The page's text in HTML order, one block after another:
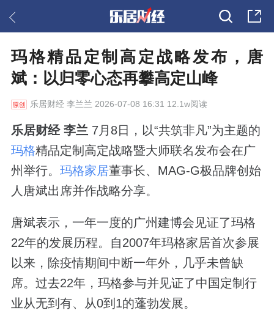
玛格精品定制高定战略发布，唐
斌：以归零心态再攀高定山峰
乐居财经李兰兰 2026-07-08 16:31 12.1w阅读
乐居财经 李兰 7月8日，以“共筑非凡”为主题的
玛格精品定制高定战略暨大师联名发布会在广
州举行。 玛格家居董事长、MAG-G极品牌创始
人唐斌出席并作战略分享。
唐斌表示，一年一度的广州建博会见证了玛格
22年的发展历程。自2007年玛格家居首次参展
以来，除疫情期间中断一年外，几乎未曾缺
席。过去22年，玛格参与并见证了中国定制行
业从无到有、从0到1的蓬勃发展。